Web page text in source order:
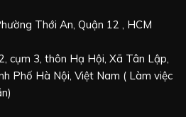
Thới An, Quận 12 , HCM
cụm 3, thôn Hạ Hội, Xã Tân Lập,
Phố Hà Nội, Việt Nam ( Làm việc